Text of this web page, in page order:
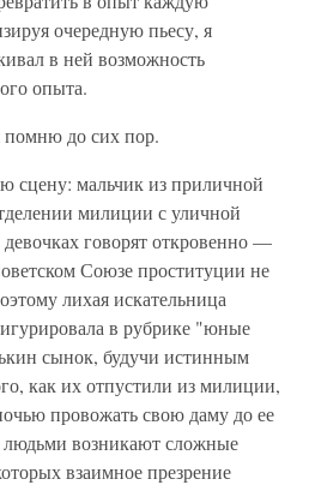
очередную пьесу, я
в ней возможность
опыта.
до сих пор.
сцену: мальчик из приличной
милиции с уличной
говорят откровенно —
Союзе проституции не
лихая искательница
в рубрике "юные
сынок, будучи истинным
как их отпустили из милиции,
провожать свою даму до ее
возникают сложные
взаимное презрение